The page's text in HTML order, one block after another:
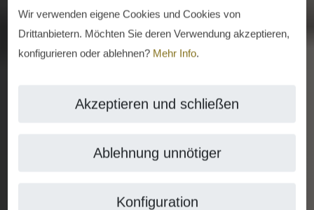
Wir verwenden eigene Cookies und Cookies von
Drittanbietern. Möchten Sie deren Verwendung akzeptieren,
konfigurieren oder ablehnen? Mehr Info.
Akzeptieren und schließen
Ablehnung unnötiger
Konfiguration